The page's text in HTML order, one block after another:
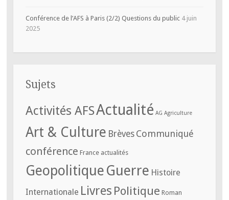
Conférence de l’AFS à Paris (2/2) Questions du public 4 juin
2025
Sujets
Activités AFSActualité AG Agriculture
Art & Culture Brèves Communiqué
conférence France actualités
GeopolitiqueGuerre Histoire
Internationale Livres Politique Roman